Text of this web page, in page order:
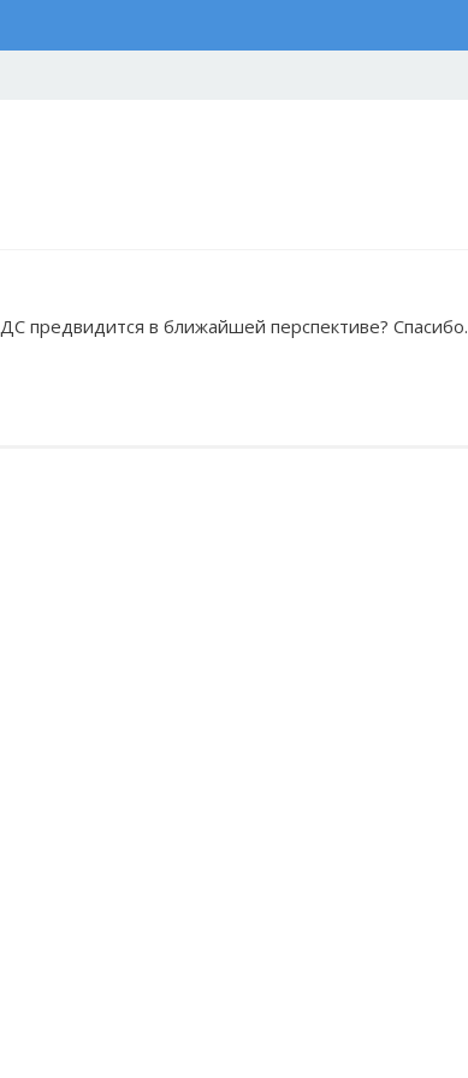
предвидится в ближайшей перспективе? Спасибо.